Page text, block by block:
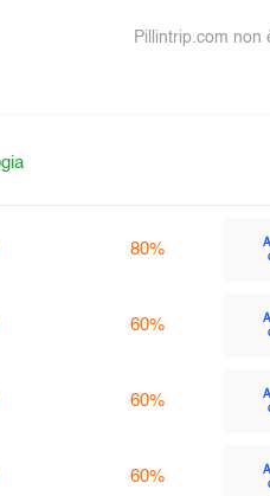
Pillintrip.com non
80%
60%
60%
60%